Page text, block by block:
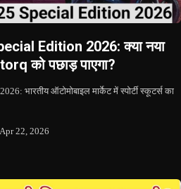
Edition 2026: क्या नया
को पछाड़ पाएगा?
भारतीय ऑटोमोबाइल मार्केट में स्पोर्टी स्कूटर्स का
Apr 22, 2026